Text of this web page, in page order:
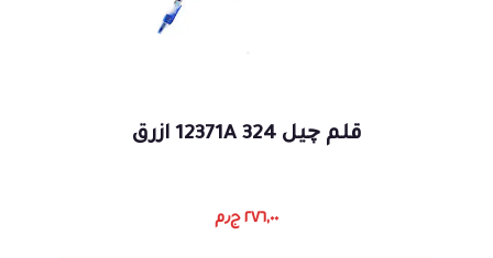
قلم چيل 12371A 324 ازرق
٢٧٦,٠٠ ج٫م